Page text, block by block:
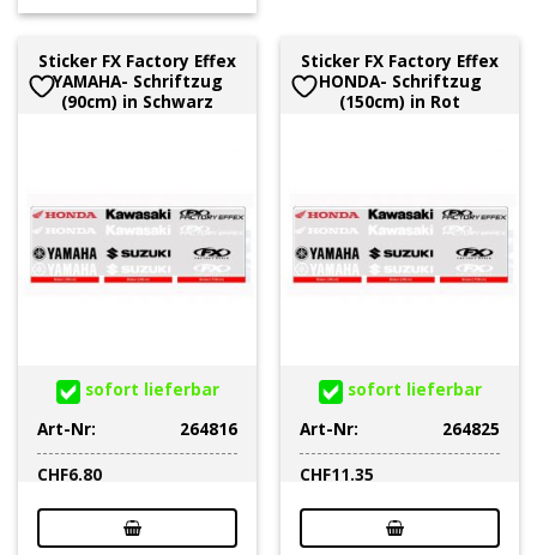
Sticker FX Factory Effex
YAMAHA- Schriftzug
(90cm) in Schwarz
sofort lieferbar
Art-Nr:
264816
CHF6.80
Sticker FX Factory Effex
HONDA- Schriftzug
(150cm) in Rot
sofort lieferbar
Art-Nr:
264825
CHF11.35